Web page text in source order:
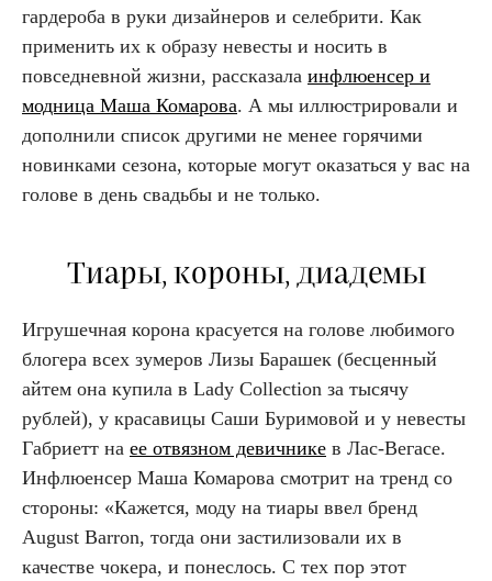
гардероба в руки дизайнеров и селебрити. Как
применить их к образу невесты и носить в
повседневной жизни, рассказала инфлюенсер и
модница Маша Комарова. А мы иллюстрировали и
дополнили список другими не менее горячими
новинками сезона, которые могут оказаться у вас на
голове в день свадьбы и не только.
Тиары, короны, диадемы
Игрушечная корона красуется на голове любимого
блогера всех зумеров Лизы Барашек (бесценный
айтем она купила в Lady Collection за тысячу
рублей), у красавицы Саши Буримовой и у невесты
Габриетт на ее отвязном девичнике в Лас-Вегасе.
Инфлюенсер Маша Комарова смотрит на тренд со
стороны: «Кажется, моду на тиары ввел бренд
August Barron, тогда они застилизовали их в
качестве чокера, и понеслось. С тех пор этот